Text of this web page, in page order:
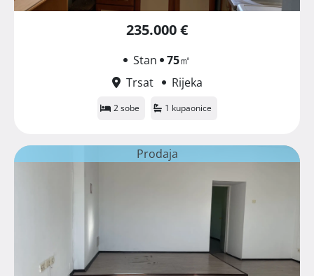
235.000 €
Stan 75㎡
Trsat
Rijeka
2 sobe 1 kupaonice
Prodaja